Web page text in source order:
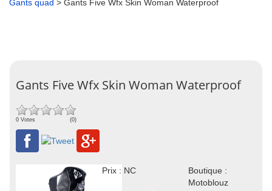
Gants quad > Gants Five Wfx Skin Woman Waterproof
Gants Five Wfx Skin Woman Waterproof
0 Votes (0)
Prix : NC
Boutique :
Motoblouz